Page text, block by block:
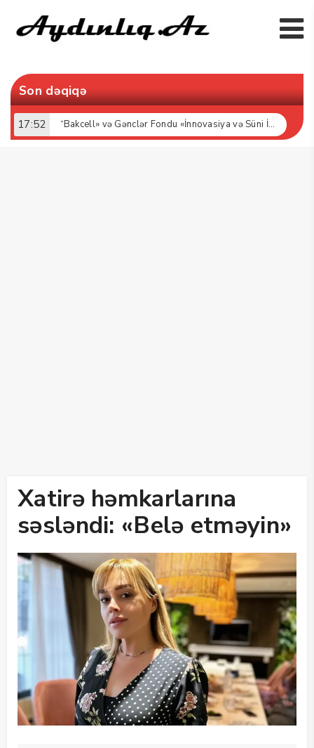
Son dəqiqə
17:52 “Bakcell» və Gənclər Fondu «İnnovasiya və Süni İntellekt» üzrə təqaüd proqramının qalibləri ilə görüş keçirib
Xatirə həmkarlarına
səsləndi: «Belə etməyin»